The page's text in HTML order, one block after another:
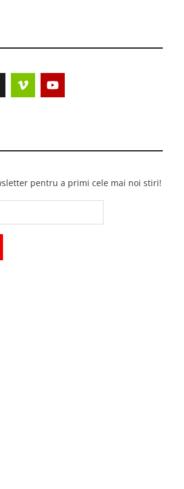
pentru a primi cele mai noi stiri!